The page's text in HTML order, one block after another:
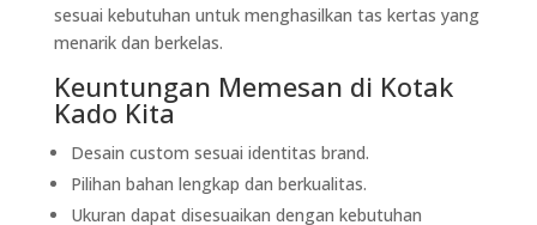
sesuai kebutuhan untuk menghasilkan tas kertas yang
menarik dan berkelas.
Keuntungan Memesan di Kotak
Kado Kita
Desain custom sesuai identitas brand.
Pilihan bahan lengkap dan berkualitas.
Ukuran dapat disesuaikan dengan kebutuhan